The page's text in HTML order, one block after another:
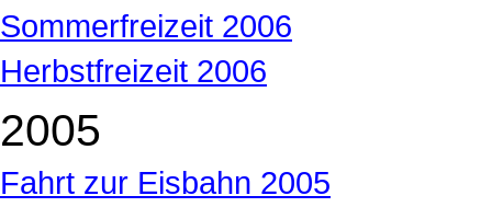
Sommerfreizeit 2006
Herbstfreizeit 2006
2005
Fahrt zur Eisbahn 2005